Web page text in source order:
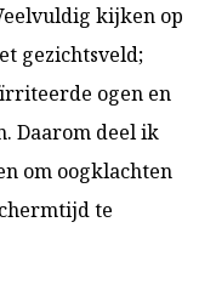
kijken op
gezichtsveld;
ogen en
Daarom deel ik
om oogklachten
te